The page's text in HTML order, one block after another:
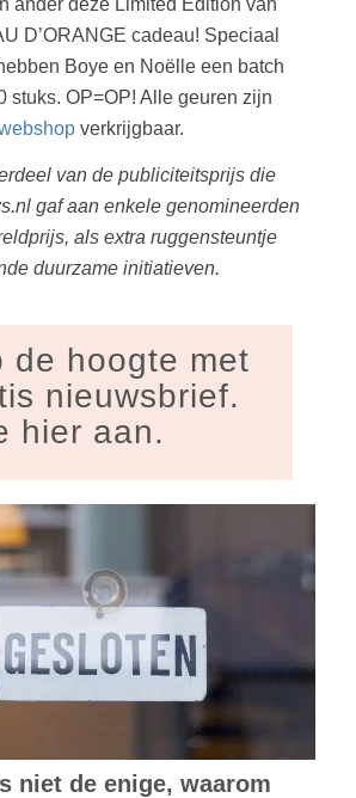
D’ORANGE cadeau! Speciaal
Boye en Noëlle een batch
stuks. OP=OP! Alle geuren zijn
verkrijgbaar.
van de publiciteitsprijs die
gaf aan enkele genomineerden
als extra ruggensteuntje
duurzame initiatieven.
de hoogte met
nieuwsbrief.
hier aan.
niet de enige, waarom